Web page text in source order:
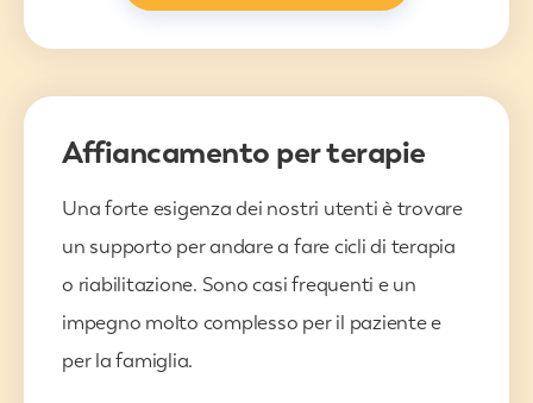
Affiancamento per terapie
Una forte esigenza dei nostri utenti è trovare
un supporto per andare a fare cicli di terapia
o riabilitazione. Sono casi frequenti e un
impegno molto complesso per il paziente e
per la famiglia.